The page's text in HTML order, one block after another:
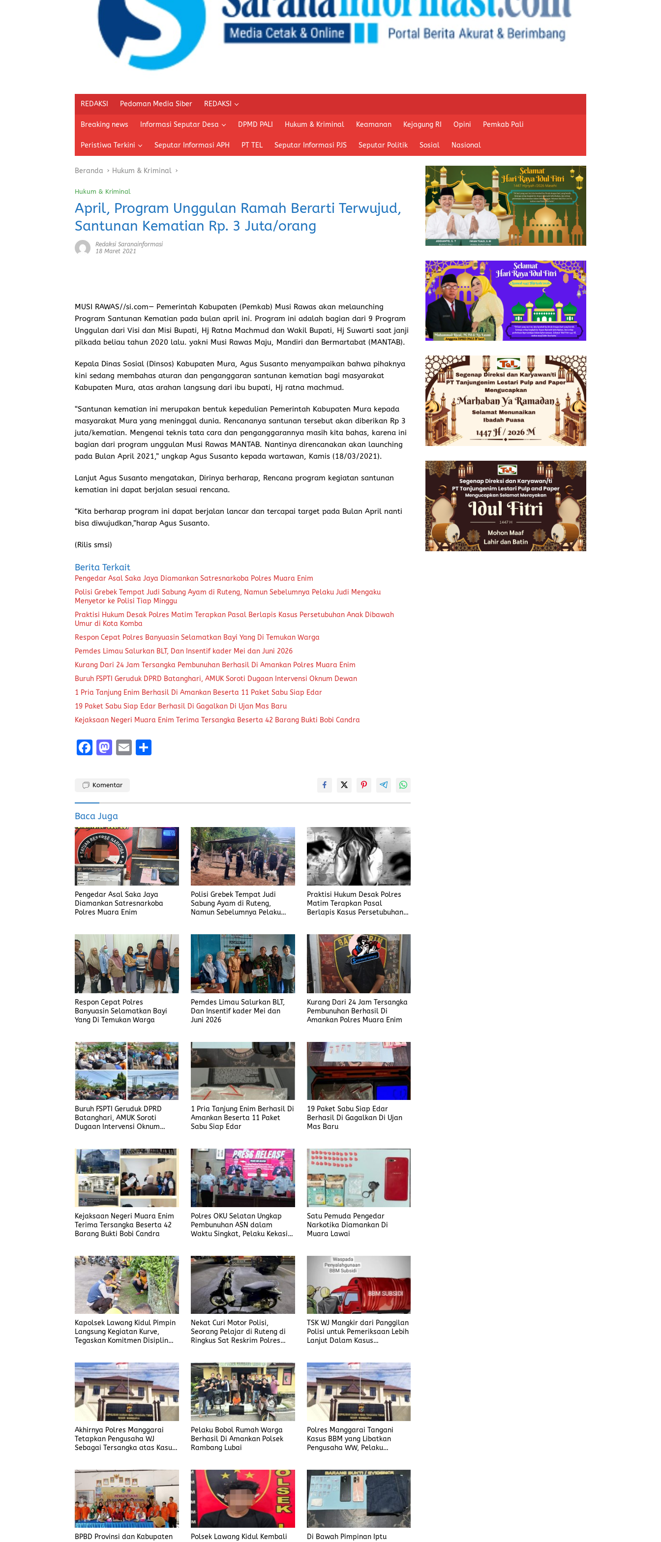
REDAKSI Pedoman Media Siber REDAKSI
Breaking news Informasi Seputar Desa DPMD PALI Hukum & Kriminal Keamanan Kejagung RI Opini Pemkab Pali
Peristiwa Terkini Seputar Informasi APH PT TEL Seputar Informasi PJS Seputar Politik Sosial Nasional
Beranda Hukum & Kriminal
Hukum & Kriminal
April, Program Unggulan Ramah Berarti Terwujud,
Santunan Kematian Rp. 3 Juta/orang
Redaksi Saranainformasi
18 Maret 2021
MUSI RAWAS//si.com— Pemerintah Kabupaten (Pemkab) Musi Rawas akan melaunching
Program Santunan Kematian pada bulan april ini. Program ini adalah bagian dari 9 Program
Unggulan dari Visi dan Misi Bupati, Hj Ratna Machmud dan Wakil Bupati, Hj Suwarti saat janji
pilkada beliau tahun 2020 lalu. yakni Musi Rawas Maju, Mandiri dan Bermartabat (MANTAB).
Kepala Dinas Sosial (Dinsos) Kabupaten Mura, Agus Susanto menyampaikan bahwa pihaknya
kini sedang membahas aturan dan penganggaran santunan kematian bagi masyarakat
Kabupaten Mura, atas arahan langsung dari ibu bupati, Hj ratna machmud.
“Santunan kematian ini merupakan bentuk kepedulian Pemerintah Kabupaten Mura kepada
masyarakat Mura yang meninggal dunia. Rencananya santunan tersebut akan diberikan Rp 3
juta/kematian. Mengenai teknis tata cara dan penganggarannya masih kita bahas, karena ini
bagian dari program unggulan Musi Rawas MANTAB. Nantinya direncanakan akan launching
pada Bulan April 2021,” ungkap Agus Susanto kepada wartawan, Kamis (18/03/2021).
Lanjut Agus Susanto mengatakan, Dirinya berharap, Rencana program kegiatan santunan
kematian ini dapat berjalan sesuai rencana.
“Kita berharap program ini dapat berjalan lancar dan tercapai target pada Bulan April nanti
bisa diwujudkan,”harap Agus Susanto.
(Rilis smsi)
Berita Terkait
Pengedar Asal Saka Jaya Diamankan Satresnarkoba Polres Muara Enim
Polisi Grebek Tempat Judi Sabung Ayam di Ruteng, Namun Sebelumnya Pelaku Judi Mengaku
Menyetor ke Polisi Tiap Minggu
Praktisi Hukum Desak Polres Matim Terapkan Pasal Berlapis Kasus Persetubuhan Anak Dibawah
Umur di Kota Komba
Respon Cepat Polres Banyuasin Selamatkan Bayi Yang Di Temukan Warga
Pemdes Limau Salurkan BLT, Dan Insentif kader Mei dan Juni 2026
Kurang Dari 24 Jam Tersangka Pembunuhan Berhasil Di Amankan Polres Muara Enim
Buruh FSPTI Geruduk DPRD Batanghari, AMUK Soroti Dugaan Intervensi Oknum Dewan
1 Pria Tanjung Enim Berhasil Di Amankan Beserta 11 Paket Sabu Siap Edar
19 Paket Sabu Siap Edar Berhasil Di Gagalkan Di Ujan Mas Baru
Kejaksaan Negeri Muara Enim Terima Tersangka Beserta 42 Barang Bukti Bobi Candra
F
ce
o
o
k
M
st
d
o
n
E
Komentar
Baca Juga
Pengedar Asal Saka Jaya
Diamankan Satresnarkoba
Polres Muara Enim
Polisi Grebek Tempat Judi
Sabung Ayam di Ruteng,
Namun Sebelumnya Pelaku
Praktisi Hukum Desak Polres
Matim Terapkan Pasal
Berlapis Kasus Persetubuhan
Respon Cepat Polres
Banyuasin Selamatkan Bayi
Yang Di Temukan Warga
Pemdes Limau Salurkan BLT,
Dan Insentif kader Mei dan
Juni 2026
Kurang Dari 24 Jam Tersangka
Pembunuhan Berhasil Di
Amankan Polres Muara Enim
Buruh FSPTI Geruduk DPRD
Batanghari, AMUK Soroti
Dugaan Intervensi Oknum
1 Pria Tanjung Enim Berhasil Di
Amankan Beserta 11 Paket
Sabu Siap Edar
19 Paket Sabu Siap Edar
Berhasil Di Gagalkan Di Ujan
Mas Baru
Kejaksaan Negeri Muara Enim
Terima Tersangka Beserta 42
Barang Bukti Bobi Candra
Polres OKU Selatan Ungkap
Pembunuhan ASN dalam
Waktu Singkat, Pelaku Kekasih
Satu Pemuda Pengedar
Narkotika Diamankan Di
Muara Lawai
Kapolsek Lawang Kidul Pimpin
Langsung Kegiatan Kurve,
Tegaskan Komitmen Disiplin
Nekat Curi Motor Polisi,
Seorang Pelajar di Ruteng di
Ringkus Sat Reskrim Polres
TSK WJ Mangkir dari Panggilan
Polisi untuk Pemeriksaan Lebih
Lanjut Dalam Kasus
Akhirnya Polres Manggarai
Tetapkan Pengusaha WJ
Sebagai Tersangka atas Kasus
Pelaku Bobol Rumah Warga
Berhasil Di Amankan Polsek
Rambang Lubai
Polres Manggarai Tangani
Kasus BBM yang Libatkan
Pengusaha WW, Pelaku
BPBD Provinsi dan Kabupaten
Polsek Lawang Kidul Kembali
Di Bawah Pimpinan Iptu